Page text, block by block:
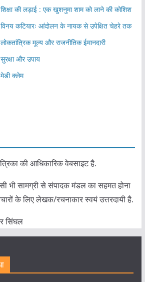
शिक्षा की लड़ाई : एक खुशनुमा शाम को लाने की कोशिश
विनय कटियारः आंदोलन के नायक से उपेक्षित चेहरे तक
लोकतांत्रिक मूल्य और राजनीतिक ईमानदारी
सुरक्षा और उपाय
मेडी क्लेम
की आधिकारिक वेबसाइट है.
भी सामग्री से संपादक मंडल का सहमत होना
के लिए लेखक/रचनाकार स्वयं उत्तरदायी है.
सिंघल